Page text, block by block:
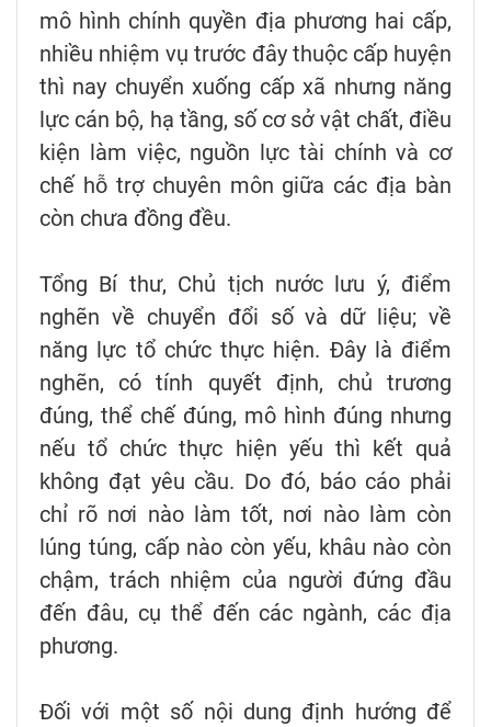
mô hình chính quyền địa phương hai cấp,
nhiều nhiệm vụ trước đây thuộc cấp huyện
thì nay chuyển xuống cấp xã nhưng năng
lực cán bộ, hạ tầng, số cơ sở vật chất, điều
kiện làm việc, nguồn lực tài chính và cơ
chế hỗ trợ chuyên môn giữa các địa bàn
còn chưa đồng đều.
Tổng Bí thư, Chủ tịch nước lưu ý, điểm
nghẽn về chuyển đổi số và dữ liệu; về
năng lực tổ chức thực hiện. Đây là điểm
nghẽn, có tính quyết định, chủ trương
đúng, thể chế đúng, mô hình đúng nhưng
nếu tổ chức thực hiện yếu thì kết quả
không đạt yêu cầu. Do đó, báo cáo phải
chỉ rõ nơi nào làm tốt, nơi nào làm còn
lúng túng, cấp nào còn yếu, khâu nào còn
chậm, trách nhiệm của người đứng đầu
đến đâu, cụ thể đến các ngành, các địa
phương.
Đối với một số nội dung định hướng để